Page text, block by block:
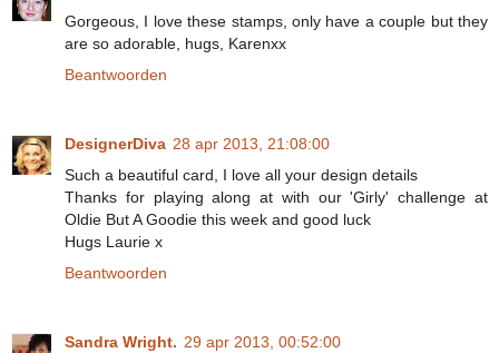
Gorgeous, I love these stamps, only have a couple but they
are so adorable, hugs, Karenxx
Beantwoorden
DesignerDiva 28 apr 2013, 21:08:00
Such a beautiful card, I love all your design details
Thanks for playing along at with our 'Girly' challenge at
Oldie But A Goodie this week and good luck
Hugs Laurie x
Beantwoorden
Sandra Wright. 29 apr 2013, 00:52:00